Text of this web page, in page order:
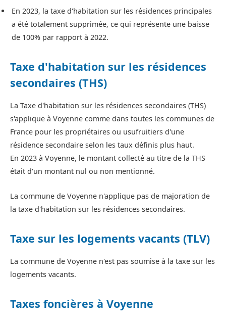
En 2023, la taxe d'habitation sur les résidences principales
a été totalement supprimée, ce qui représente une baisse
de 100% par rapport à 2022.
Taxe d'habitation sur les résidences
secondaires (THS)
La Taxe d'habitation sur les résidences secondaires (THS)
s'applique à Voyenne comme dans toutes les communes de
France pour les propriétaires ou usufruitiers d'une
résidence secondaire selon les taux définis plus haut.
En 2023 à Voyenne, le montant collecté au titre de la THS
était d'un montant nul ou non mentionné.
La commune de Voyenne n'applique pas de majoration de
la taxe d'habitation sur les résidences secondaires.
Taxe sur les logements vacants (TLV)
La commune de Voyenne n'est pas soumise à la taxe sur les
logements vacants.
Taxes foncières à Voyenne